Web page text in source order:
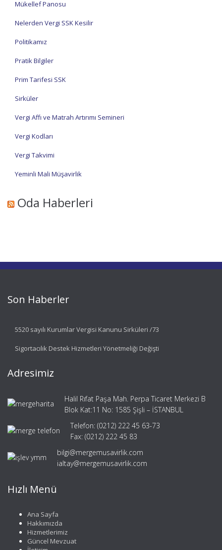
Mükellef Panosu
Nelerden Vergi SSK Kesilir
Politikamız
Pratik Bilgiler
Prim Tarifesi SSK
Sirküler
Vergi Affı ve Matrah Artırımı Semineri
Vergi Kodları
Vergi Takvimi
Yeminli Mali Müşavirlik
Oda Haberleri
Son Haberler
5520 sayılı Kurumlar Vergisi Kanunu Sirküleri /73
Sigortacılık Destek Hizmetleri Yönetmeliği Değişti
Adresimiz
Halil Rıfat Paşa Mah. Perpa Ticaret Merkezi B
Blok Kat:11 No: 1585 Şişli – İSTANBUL
Telefon: (0212) 222 45 63-73
Fax: (0212) 222 45 83
bilgi@mergemusavirlik.com
ialtay@mergemusavirlik.com
Hızlı Menü
Ana Sayfa
Hakkımızda
Hizmetlerimiz
Güncel Mevzuat